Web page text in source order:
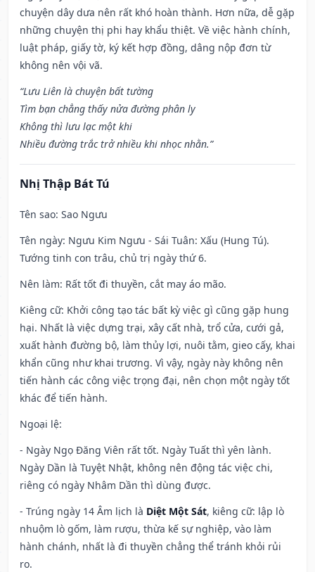
chuyện dây dưa nên rất khó hoàn thành. Hơn nữa, dễ gặp
những chuyện thị phi hay khẩu thiệt. Về việc hành chính,
luật pháp, giấy tờ, ký kết hợp đồng, dâng nộp đơn từ
không nên vội vã.
“Lưu Liên là chuyện bất tường
Tìm bạn chẳng thấy nửa đường phân ly
Không thì lưu lạc một khi
Nhiều đường trắc trở nhiều khi nhọc nhằn.”
Nhị Thập Bát Tú
Tên sao: Sao Ngưu
Tên ngày: Ngưu Kim Ngưu - Sái Tuân: Xấu (Hung Tú).
Tướng tinh con trâu, chủ trị ngày thứ 6.
Nên làm: Rất tốt đi thuyền, cắt may áo mão.
Kiêng cữ: Khởi công tạo tác bất kỳ việc gì cũng gặp hung
hại. Nhất là việc dựng trại, xây cất nhà, trổ cửa, cưới gả,
xuất hành đường bộ, làm thủy lợi, nuôi tằm, gieo cấy, khai
khẩn cũng như khai trương. Vì vậy, ngày này không nên
tiến hành các công việc trọng đại, nên chọn một ngày tốt
khác để tiến hành.
Ngoại lệ:
- Ngày Ngọ Đăng Viên rất tốt. Ngày Tuất thì yên lành.
Ngày Dần là Tuyệt Nhật, không nên động tác việc chi,
riêng có ngày Nhâm Dần thì dùng được.
- Trúng ngày 14 Âm lịch là Diệt Một Sát, kiêng cữ: lập lò
nhuộm lò gốm, làm rượu, thừa kế sự nghiệp, vào làm
hành chánh, nhất là đi thuyền chẳng thể tránh khỏi rủi
ro.